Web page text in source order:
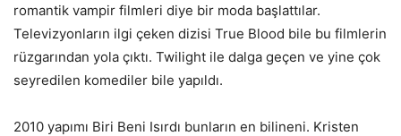
romantik vampir filmleri diye bir moda başlattılar.
Televizyonların ilgi çeken dizisi True Blood bile bu filmlerin
rüzgarından yola çıktı. Twilight ile dalga geçen ve yine çok
seyredilen komediler bile yapıldı.
2010 yapımı Biri Beni Isırdı bunların en bilineni. Kristen